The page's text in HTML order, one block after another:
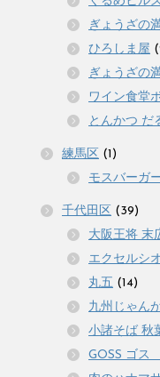
ぎょうざの
ひろしま屋
ぎょうざの
ワイン食堂
とんかつ だ
練馬区 (1)
モスバーガ
千代田区 (39)
大阪王将 末
エクセルシ
丸五 (14)
九州じゃん
小諸そば 秋
GOSS ゴス